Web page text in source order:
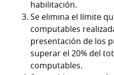
habilitación.
Se elimina el límite
computables
presentación de los
superar el 20% del
computables.